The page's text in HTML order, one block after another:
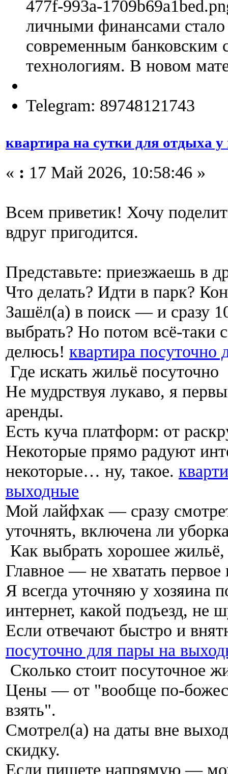
477f-993a-
личными финансами
современным банковским
технологиям. В новом
Telegram: 89748121743
квартира на сутки для отдыха
« : 17 Май 2026, 10:58:46 »
Всем приветик! Хочу
вдруг пригодится.
Представьте: приезжаешь в
Что делать? Идти в парк?
Зашёл(а) в поиск — и сразу
выбрать? Но потом всё-таки
делюсь! квартира
Где искать жильё посуточно
Не мудрствуя лукаво, я
аренды.
Есть куча платформ: от
Некоторые прямо радуют
некоторые… ну, такое.
выходные
Мой лайфхак — сразу
уточнять, включена ли
Как выбрать хорошее жильё,
Главное — не хватать
Я всегда уточняю у хозяина
интернет, какой подъезд, не
Если отвечают быстро и
посуточно для пары на
Сколько стоит посуточное
Цены — от "вообще по-
взять".
Смотрел(а) на даты вне
скидку.
Если пишете напрямую —